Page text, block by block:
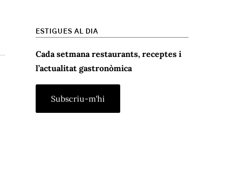
ESTIGUES AL DIA
Cada setmana restaurants, receptes i
l’actualitat gastronòmica